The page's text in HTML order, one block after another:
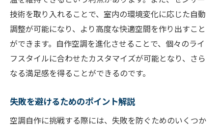
技術を取り入れることで、室内の環境変化に応じた自動
調整が可能になり、より高度な快適空間を作り出すこと
ができます。自作空調を進化させることで、個々のライ
フスタイルに合わせたカスタマイズが可能となり、さら
なる満足感を得ることができるのです。
失敗を避けるためのポイント解説
空調自作に挑戦する際には、失敗を防ぐためのいくつか